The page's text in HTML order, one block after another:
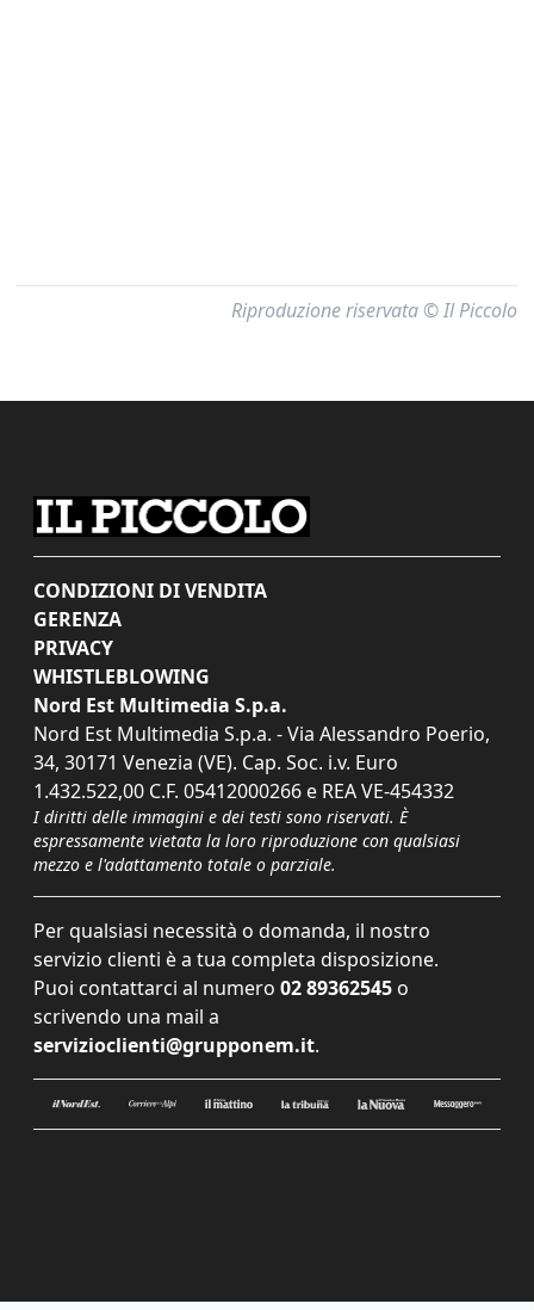
Riproduzione riservata © Il Piccolo
CONDIZIONI DI VENDITA
GERENZA
PRIVACY
WHISTLEBLOWING
Nord Est Multimedia S.p.a.
Nord Est Multimedia S.p.a. - Via Alessandro Poerio,
34, 30171 Venezia (VE). Cap. Soc. i.v. Euro
1.432.522,00 C.F. 05412000266 e REA VE-454332
I diritti delle immagini e dei testi sono riservati. È
espressamente vietata la loro riproduzione con qualsiasi
mezzo e l'adattamento totale o parziale.
Per qualsiasi necessità o domanda, il nostro
servizio clienti è a tua completa disposizione.
Puoi contattarci al numero 02 89362545 o
scrivendo una mail a
servizioclienti@grupponem.it.